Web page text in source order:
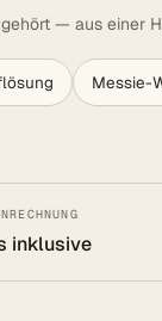
— aus einer
Messie-
inklusive